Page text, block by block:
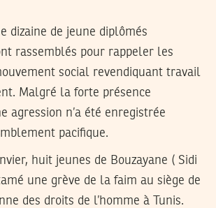
dizaine de jeune diplômés
rassemblés pour rappeler les
social revendiquant travail
Malgré la forte présence
agression n’a été enregistrée
pacifique.
huit jeunes de Bouzayane ( Sidi
une grève de la faim au siège de
des droits de l’homme à Tunis.